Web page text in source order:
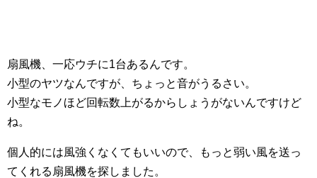
扇風機、一応ウチに1台あるんです。
小型のヤツなんですが、ちょっと音がうるさい。
小型なモノほど回転数上がるからしょうがないんですけど
ね。
個人的には風強くなくてもいいので、もっと弱い風を送っ
てくれる扇風機を探しました。